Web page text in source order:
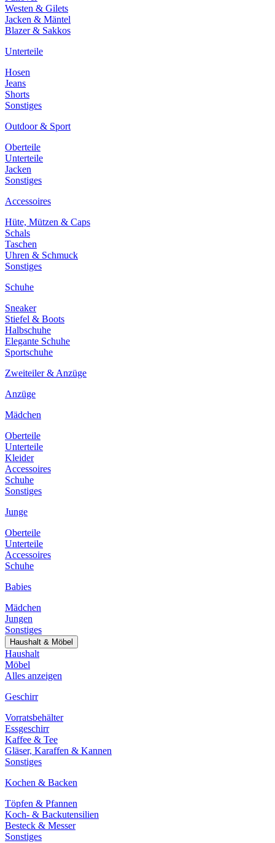
Westen & Gilets
Jacken & Mäntel
Blazer & Sakkos
Unterteile
Hosen
Jeans
Shorts
Sonstiges
Outdoor & Sport
Oberteile
Unterteile
Jacken
Sonstiges
Accessoires
Hüte, Mützen & Caps
Schals
Taschen
Uhren & Schmuck
Sonstiges
Schuhe
Sneaker
Stiefel & Boots
Halbschuhe
Elegante Schuhe
Sportschuhe
Zweiteiler & Anzüge
Anzüge
Mädchen
Oberteile
Unterteile
Kleider
Accessoires
Schuhe
Sonstiges
Junge
Oberteile
Unterteile
Accessoires
Schuhe
Babies
Mädchen
Jungen
Sonstiges
Haushalt & Möbel
Haushalt
Möbel
Alles anzeigen
Geschirr
Vorratsbehälter
Essgeschirr
Kaffee & Tee
Gläser, Karaffen & Kannen
Sonstiges
Kochen & Backen
Töpfen & Pfannen
Koch- & Backutensilien
Besteck & Messer
Sonstiges